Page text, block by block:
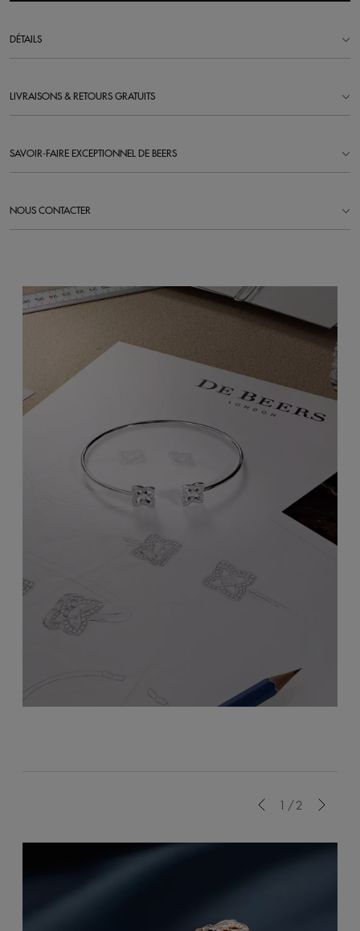
DÉTAILS
LIVRAISONS & RETOURS GRATUITS
SAVOIR-FAIRE EXCEPTIONNEL DE BEERS
NOUS CONTACTER
1/2